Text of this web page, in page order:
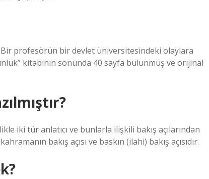
Bir profesörün bir devlet üniversitesindeki olaylara
kitabının sonunda 40 sayfa bulunmuş ve orijinal
iki tür anlatıcı ve bunlarla ilişkili bakış açılarından
bakış açısı ve baskın (ilahi) bakış açısıdır.